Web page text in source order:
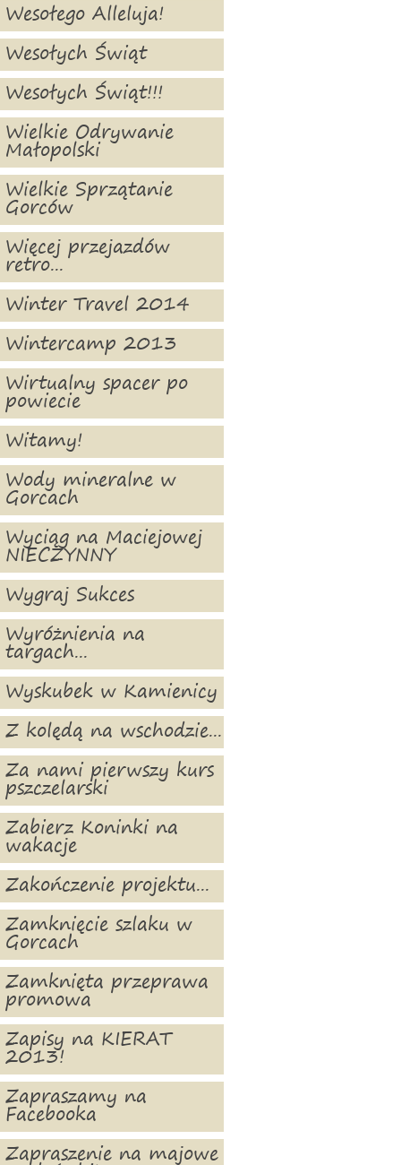
Wesołego Alleluja!
Wesołych Świąt
Wesołych Świąt!!!
Wielkie Odrywanie
Małopolski
Wielkie Sprzątanie
Gorców
Więcej przejazdów
retro...
Winter Travel 2014
Wintercamp 2013
Wirtualny spacer po
powiecie
Witamy!
Wody mineralne w
Gorcach
Wyciąg na Maciejowej
NIECZYNNY
Wygraj Sukces
Wyróżnienia na
targach...
Wyskubek w Kamienicy
Z kolędą na wschodzie...
Za nami pierwszy kurs
pszczelarski
Zabierz Koninki na
wakacje
Zakończenie projektu...
Zamknięcie szlaku w
Gorcach
Zamknięta przeprawa
promowa
Zapisy na KIERAT
2013!
Zapraszamy na
Facebooka
Zapraszenie na majowe